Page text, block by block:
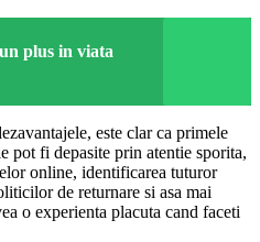
plus in viata
este clar ca primele
pot fi depasite prin atentie sporita,
online, identificarea tuturor
de returnare si asa mai
o experienta placuta cand faceti